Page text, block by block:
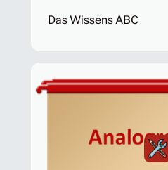
Das Wissens ABC